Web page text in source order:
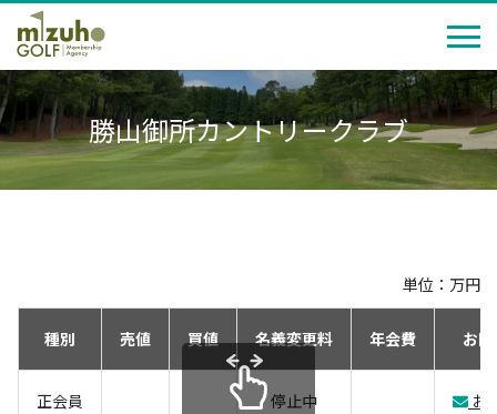
勝山御所カントリークラブ
単位：万円
種別 売値 買値 名義変更料 年会費 お
正会員 停止中 お